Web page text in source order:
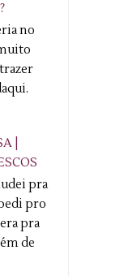
no
|
pra
pro
pra
de